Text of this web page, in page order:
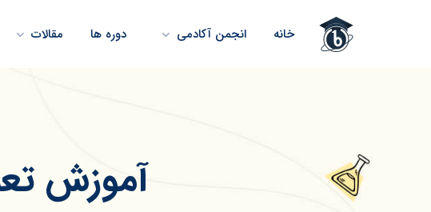
خانه انجمن آکادمی دوره ها مقالات
آموزش